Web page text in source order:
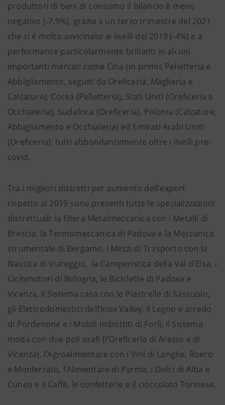
produttori di beni di consumo il bilancio è meno
negativo (-7,9%), grazie a un terzo trimestre del 2021
che si è molto avvicinato ai livelli del 2019 (-4%) e a
performance particolarmente brillanti in alcuni
importanti mercati come Cina (in primis Pelletteria e
Abbigliamento, seguiti da Oreficeria, Maglieria e
Calzature), Corea (Pelletteria), Stati Uniti (Oreficeria e
Occhialeria), Sudafrica (Oreficeria), Polonia (Calzature,
Abbigliamento e Occhialeria) ed Emirati Arabi Uniti
(Oreficeria), tutti abbondantemente oltre i livelli pre-
covid.
Tra i migliori distretti per aumento dell’export
rispetto al 2019 sono presenti tutte le specializzazioni
distrettuali: la filiera Metalmeccanica con i Metalli di
Brescia, la Termomeccanica di Padova e la Meccanica
strumentale di Bergamo, i Mezzi di Trasporto con la
Nautica di Viareggio, la Camperistica della Val d'Elsa, i
Ciclomotori di Bologna, le Biciclette di Padova e
Vicenza, il Sistema casa con le Piastrelle di Sassuolo,
gli Elettrodomestici dell’Inox Valley, il Legno e arredo
di Pordenone e i Mobili imbottiti di Forlì, il Sistema
moda con due poli orafi (l’Oreficeria di Arezzo e di
Vicenza), l’Agroalimentare con i Vini di Langhe, Roero
e Monferrato, l’Alimentare di Parma, i Dolci di Alba e
Cuneo e il Caffè, le confetterie e il cioccolato Torinese.